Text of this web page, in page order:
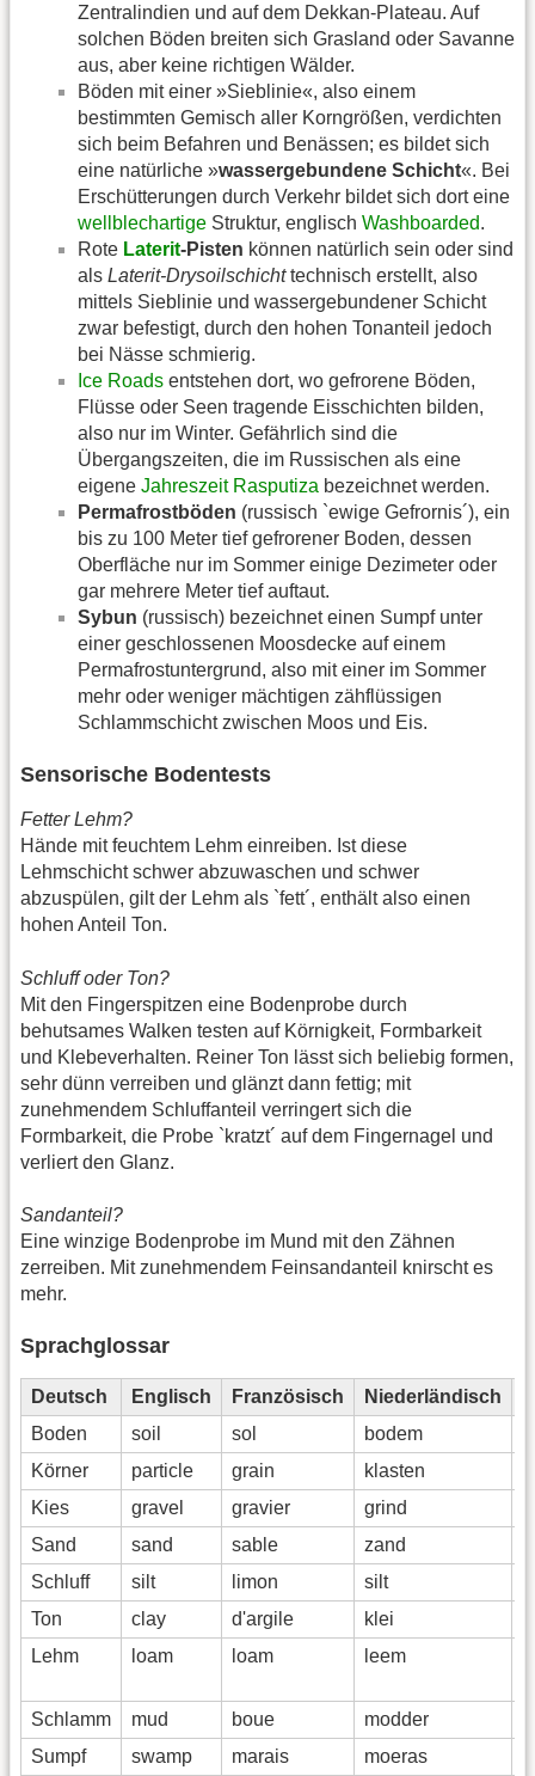
Zentralindien und auf dem Dekkan-Plateau. Auf
solchen Böden breiten sich Grasland oder Savanne
aus, aber keine richtigen Wälder.
Böden mit einer »Sieblinie«, also einem
bestimmten Gemisch aller Korngrößen, verdichten
sich beim Befahren und Benässen; es bildet sich
eine natürliche »wassergebundene Schicht«. Bei
Erschütterungen durch Verkehr bildet sich dort eine
wellblechartige Struktur, englisch Washboarded.
Rote Laterit-Pisten können natürlich sein oder sind
als Laterit-Drysoilschichttechnisch erstellt, also
mittels Sieblinie und wassergebundener Schicht
zwar befestigt, durch den hohen Tonanteil jedoch
bei Nässe schmierig.
Ice Roads entstehen dort, wo gefrorene Böden,
Flüsse oder Seen tragende Eisschichten bilden,
also nur im Winter. Gefährlich sind die
Übergangszeiten, die im Russischen als eine
eigene Jahreszeit Rasputiza bezeichnet werden.
Permafrostböden (russisch `ewige Gefrornis´), ein
bis zu 100 Meter tief gefrorener Boden, dessen
Oberfläche nur im Sommer einige Dezimeter oder
gar mehrere Meter tief auftaut.
Sybun (russisch) bezeichnet einen Sumpf unter
einer geschlossenen Moosdecke auf einem
Permafrostuntergrund, also mit einer im Sommer
mehr oder weniger mächtigen zähflüssigen
Schlammschicht zwischen Moos und Eis.
Sensorische Bodentests
Fetter Lehm?
Hände mit feuchtem Lehm einreiben. Ist diese
Lehmschicht schwer abzuwaschen und schwer
abzuspülen, gilt der Lehm als `fett´, enthält also einen
hohen Anteil Ton.
Schluff oder Ton?
Mit den Fingerspitzen eine Bodenprobe durch
behutsames Walken testen auf Körnigkeit, Formbarkeit
und Klebeverhalten. Reiner Ton lässt sich beliebig formen,
sehr dünn verreiben und glänzt dann fettig; mit
zunehmendem Schluffanteil verringert sich die
Formbarkeit, die Probe `kratzt´ auf dem Fingernagel und
verliert den Glanz.
Sandanteil?
Eine winzige Bodenprobe im Mund mit den Zähnen
zerreiben. Mit zunehmendem Feinsandanteil knirscht es
mehr.
Sprachglossar
Deutsch Englisch Französisch Niederländisch
Boden
soil sol bodem
Körner
particle grain klasten
Kies
gravel gravier grind
Sand
sand sable zand
Schluff
silt limon silt
Ton
clay d'argile klei
Lehm
loam loam leem
Schlamm
mud boue modder
Sumpf
swamp marais moeras